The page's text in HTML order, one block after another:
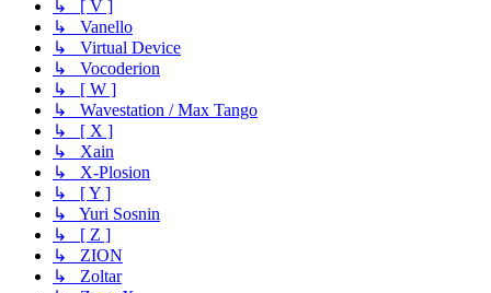
↳ [ V ]
↳ Vanello
↳ Virtual Device
↳ Vocoderion
↳ [ W ]
↳ Wavestation / Max Tango
↳ [ X ]
↳ Xain
↳ X-Plosion
↳ [ Y ]
↳ Yuri Sosnin
↳ [ Z ]
↳ ZION
↳ Zoltar